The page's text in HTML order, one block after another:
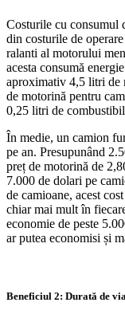
Costurile cu consumul
din costurile de
ralanti al motorului
acesta consumă
aproximativ 4,5 litri de
de motorină pentru
0,25 litri de
În medie, un camion
pe an. Presupunând
preț de motorină de
7.000 de dolari pe
de camioane, acest
chiar mai mult în
economie de peste
ar putea economisi și
Beneficiul 2: Durată de